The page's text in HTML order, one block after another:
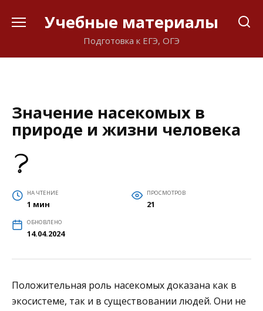
Учебные материалы
Подготовка к ЕГЭ, ОГЭ
Значение насекомых в
природе и жизни человека
НА ЧТЕНИЕ
1 мин
ПРОСМОТРОВ
21
ОБНОВЛЕНО
14.04.2024
Положительная роль насекомых доказана как в
экосистеме, так и в существовании людей. Они не